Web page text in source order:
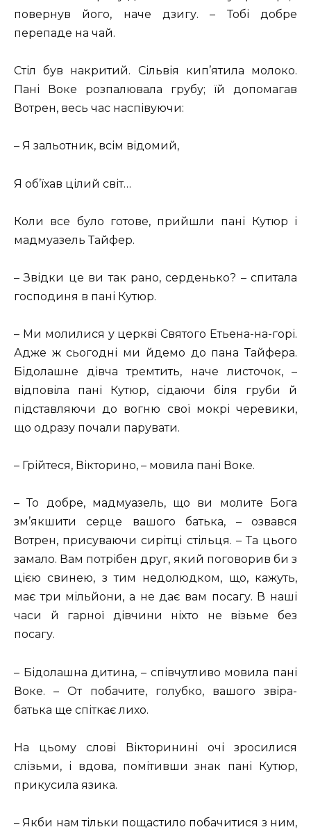
повернув його, наче дзигу. – Тобі добре
перепаде на чай.
Стіл був накритий. Сільвія кип’ятила молоко.
Пані Воке розпалювала грубу; їй допомагав
Вотрен, весь час наспівуючи:
– Я зальотник, всім відомий,
Я об’їхав цілий світ…
Коли все було готове, прийшли пані Кутюр і
мадмуазель Тайфер.
– Звідки це ви так рано, серденько? – спитала
господиня в пані Кутюр.
– Ми молилися у церкві Святого Етьена-на-горі.
Адже ж сьогодні ми йдемо до пана Тайфера.
Бідолашне дівча тремтить, наче листочок, –
відповіла пані Кутюр, сідаючи біля груби й
підставляючи до вогню свої мокрі черевики,
що одразу почали парувати.
– Грійтеся, Вікторино, – мовила пані Воке.
– То добре, мадмуазель, що ви молите Бога
зм’якшити серце вашого батька, – озвався
Вотрен, присуваючи сирітці стільця. – Та цього
замало. Вам потрібен друг, який поговорив би з
цією свинею, з тим недолюдком, що, кажуть,
має три мільйони, а не дає вам посагу. В наші
часи й гарної дівчини ніхто не візьме без
посагу.
– Бідолашна дитина, – співчутливо мовила пані
Воке. – От побачите, голубко, вашого звіра-
батька ще спіткає лихо.
На цьому слові Вікторинині очі зросилися
слізьми, і вдова, помітивши знак пані Кутюр,
прикусила язика.
– Якби нам тільки пощастило побачитися з ним,